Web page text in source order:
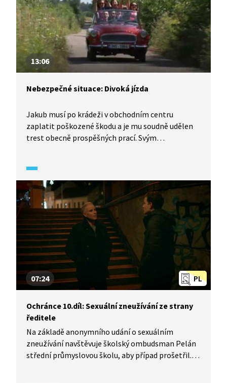
13:06
Nebezpečné situace: Divoká jízda
Jakub musí po krádeži v obchodním centru
zaplatit poškozené škodu a je mu soudně udělen
trest obecně prospěšných prací. Svým
PL
07:24
Ochránce 10.díl: Sexuální zneužívání ze strany
ředitele
Na základě anonymního udání o sexuálním
zneužívání navštěvuje školský ombudsman Pelán
střední průmyslovou školu, aby případ prošetřil.